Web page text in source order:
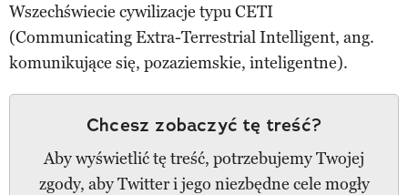
Wszechświecie cywilizacje typu CETI
(Communicating Extra-Terrestrial Intelligent, ang.
komunikujące się, pozaziemskie, inteligentne).
Chcesz zobaczyć tę treść?
Aby wyświetlić tę treść, potrzebujemy Twojej
zgody, aby Twitter i jego niezbędne cele mogły